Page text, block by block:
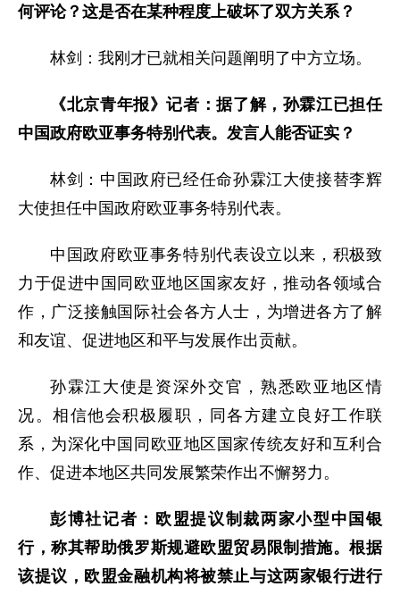
何评论？这是否在某种程度上破坏了双方关系？
林剑：我刚才已就相关问题阐明了中方立场。
《北京青年报》记者：据了解，孙霖江已担任
中国政府欧亚事务特别代表。发言人能否证实？
林剑：中国政府已经任命孙霖江大使接替李辉
大使担任中国政府欧亚事务特别代表。
中国政府欧亚事务特别代表设立以来，积极致
力于促进中国同欧亚地区国家友好，推动各领域合
作，广泛接触国际社会各方人士，为增进各方了解
和友谊、促进地区和平与发展作出贡献。
孙霖江大使是资深外交官，熟悉欧亚地区情
况。相信他会积极履职，同各方建立良好工作联
系，为深化中国同欧亚地区国家传统友好和互利合
作、促进本地区共同发展繁荣作出不懈努力。
彭博社记者：欧盟提议制裁两家小型中国银
行，称其帮助俄罗斯规避欧盟贸易限制措施。根据
该提议，欧盟金融机构将被禁止与这两家银行进行